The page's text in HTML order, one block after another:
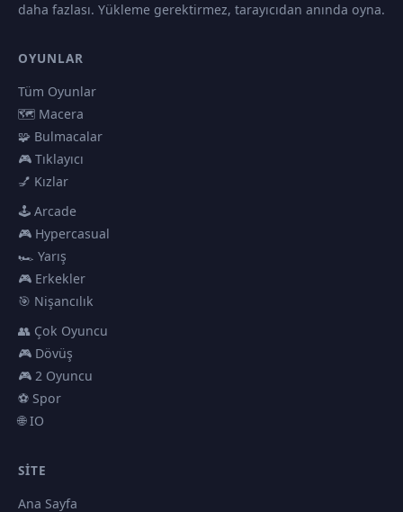
daha fazlası. Yükleme gerektirmez, tarayıcıdan anında oyna.
OYUNLAR
Tüm Oyunlar
🗺️ Macera
🧩 Bulmacalar
🎮 Tıklayıcı
💅 Kızlar
🕹️ Arcade
🎮 Hypercasual
🏎️ Yarış
🎮 Erkekler
🎯 Nişancılık
👥 Çok Oyuncu
🎮 Dövüş
🎮 2 Oyuncu
⚽ Spor
🌐 IO
SITE
Ana Sayfa